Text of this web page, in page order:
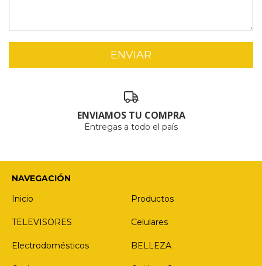
ENVIAMOS TU COMPRA
Entregas a todo el país
NAVEGACIÓN
Inicio
Productos
TELEVISORES Celulares
Electrodomésticos BELLEZA